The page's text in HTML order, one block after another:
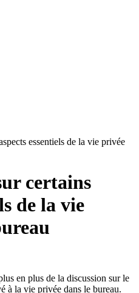
essentiels de la vie privée
certains
de la vie
en plus de la discussion sur le
à la vie privée dans le bureau.